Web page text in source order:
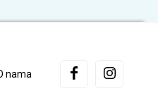
nama